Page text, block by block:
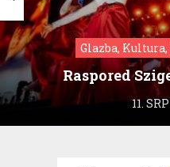
Glazba,
Raspored
11.